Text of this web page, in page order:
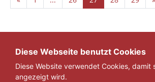
Diese Webseite benutzt Cookies
Diese Website verwendet Cookies, damit
angezeigt wird.